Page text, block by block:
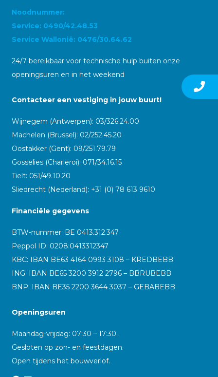
Noodnummer:
Service: 0490/42.48.53
Service Wallonië: 0476/30.64.62
24/7 bereikbaar voor technische hulp buiten onze
openingsuren en in het weekend
Contacteer een vestiging in jouw buurt!
Wijnegem (Antwerpen): 03/326.24.00
Machelen (Brussel): 02/252.45.20
Oostakker (Gent): 09/251.79.79
Gosselies (Charleroi): 071/34.16.15
Tielt: 051/49.10.20
Sliedrecht (Nederland): +31 (0) 78 613 9610
Financiële gegevens
BTW-nummer: BE 0413.312.347
Peppol ID: 0208:0413312347
KBC: IBAN BE63 4164 0993 3108 – KREDBEBB
ING: IBAN BE65 3200 3912 2796 – BBRUBEBB
BNP: IBAN BE35 2200 3644 3037 – GEBABEBB
Openingsuren
Maandag-vrijdag: 07:30 – 17:30.
Gesloten op zon- en feestdagen.
Open tijdens het bouwverlof.